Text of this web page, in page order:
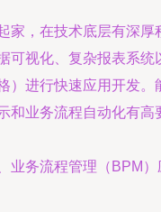
家，在技术底层有深厚
可视化、复杂报表系统
）进行快速应用开发。
和业务流程自动化有高
业务流程管理（BPM）